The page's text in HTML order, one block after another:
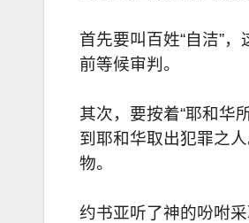
首先要叫百姓“自洁”
前等候审判。
其次，要按着“耶和华
到耶和华取出犯罪之
物。
约书亚听了神的吩咐